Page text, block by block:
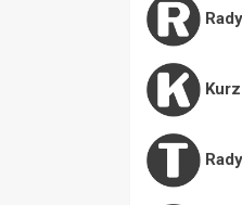
Kurz